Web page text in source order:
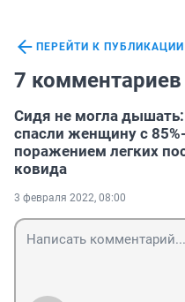
ПЕРЕЙТИ К ПУБЛИКАЦИИ
7
Сидя не могла дышать:
спасли женщину с
поражением легких
ковида
3 февраля 2022, 08:00